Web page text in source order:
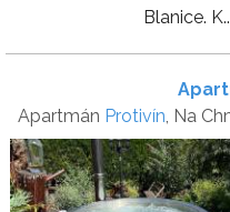
Blanice.
Apartmán Protivín, Na